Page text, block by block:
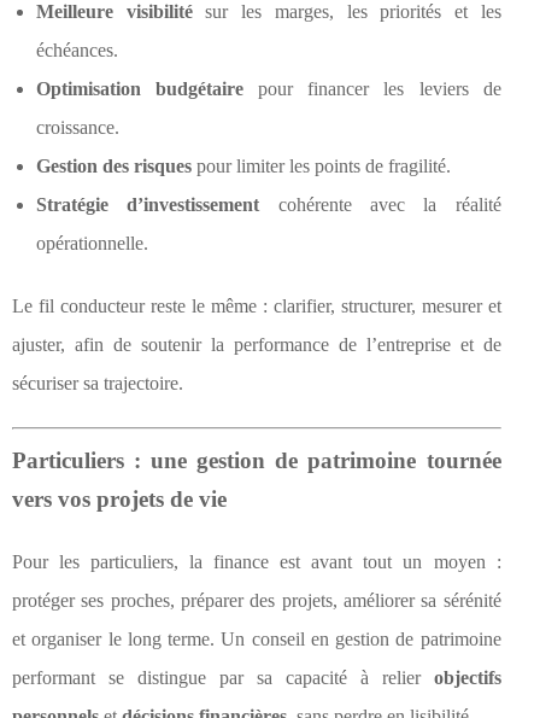
Meilleure visibilitésur les marges, les priorités et les
échéances.
Optimisation budgétaire pour financer les leviers de
croissance.
Gestion des risques pour limiter les points de fragilité.
Stratégie d’investissement cohérente avec la réalité
opérationnelle.
Le fil conducteur reste le même : clarifier, structurer, mesurer et
ajuster, afin de soutenir la performance de l’entreprise et de
sécuriser sa trajectoire.
Particuliers : une gestion de patrimoine tournée
vers vos projets de vie
Pour les particuliers, la finance est avant tout un moyen :
protéger ses proches, préparer des projets, améliorer sa sérénité
et organiser le long terme. Un conseil en gestion de patrimoine
performant se distingue par sa capacité à relier objectifs